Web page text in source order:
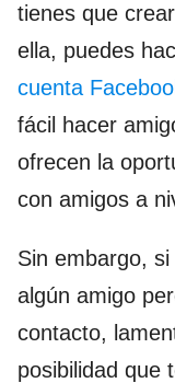
tienes que
ella, puedes
cuenta
fácil hacer
ofrecen la
con amigos a
Sin embargo,
algún amigo
contacto,
posibilidad que